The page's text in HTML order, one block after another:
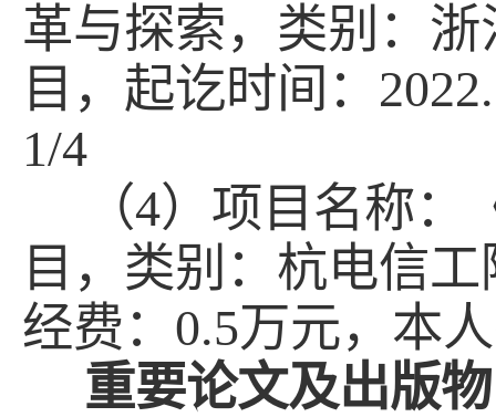
革与探索，类别：
目，起讫时间：
1/4
（4）项目名称
目，类别：杭电信工
经费： 0.5万元，本
重要论文及出版物